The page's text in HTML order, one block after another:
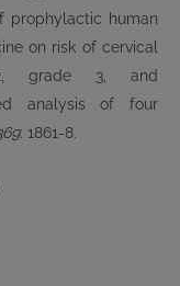
prophylactic human
on risk of cervical
2, grade 3, and
analysis of four
: 1861-8.